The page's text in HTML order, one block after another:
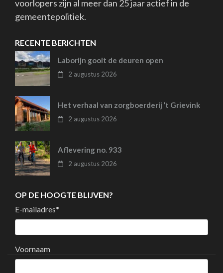
voorlopers zijn al meer dan 25 jaar actief in de
gemeentepolitiek.
RECENTE BERICHTEN
Laborijn gooit de deuren open
2 augustus 2026
Het verhaal van zorgboerderij ’t Grievink
2 augustus 2026
Aflevering no. 933
2 augustus 2026
OP DE HOOGTE BLIJVEN?
E-mailadres*
Voornaam